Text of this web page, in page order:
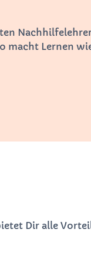
macht Lernen
Dir alle